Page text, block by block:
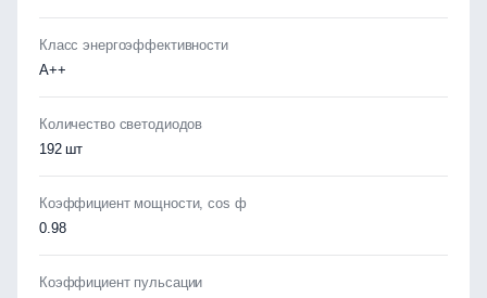
Класс энергоэффективности
А++
Количество светодиодов
192 шт
Коэффициент мощности, cos ф
0.98
Коэффициент пульсации